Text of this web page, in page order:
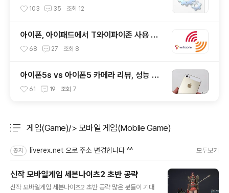
103 35 조회 12
아이폰, 아이패드에서 T와이파이존 사용 방
법 68 27 조회 8
아이폰5s vs 아이폰5 카메라 리뷰, 성능 및
화질 비교 테스트 후기
61 19 조회 7
게임(Game)/> 모바일 게임(Mobile Game)
공지 liverex.net 으로 주소 변경합니다 ^^ 모두보기
신작 모바일게임 세븐나이츠2 초반 공략
신작 모바일게임 세븐나이츠2 초반 공략 많은 분들이 기대